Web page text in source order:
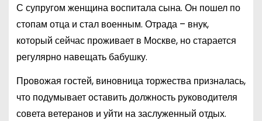
С супругом женщина воспитала сына. Он пошел по
стопам отца и стал военным. Отрада – внук,
который сейчас проживает в Москве, но старается
регулярно навещать бабушку.
Провожая гостей, виновница торжества призналась,
что подумывает оставить должность руководителя
совета ветеранов и уйти на заслуженный отдых.